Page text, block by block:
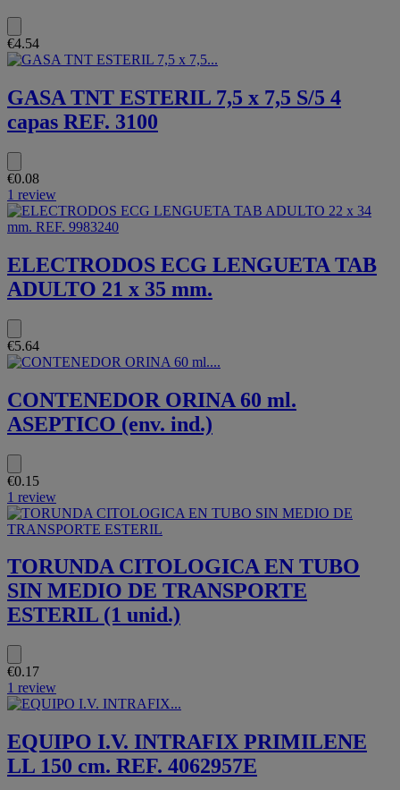
€4.54
GASA TNT ESTERIL 7,5 x 7,5 S/5 4
capas REF. 3100
€0.08
1 review
ELECTRODOS ECG LENGUETA TAB
ADULTO 21 x 35 mm.
€5.64
CONTENEDOR ORINA 60 ml.
ASEPTICO (env. ind.)
€0.15
1 review
TORUNDA CITOLOGICA EN TUBO
SIN MEDIO DE TRANSPORTE
ESTERIL (1 unid.)
€0.17
1 review
EQUIPO I.V. INTRAFIX PRIMILENE
LL 150 cm. REF. 4062957E